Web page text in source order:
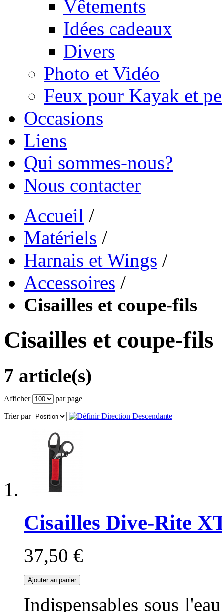
Vêtements
Idées cadeaux
Divers
Photo et Vidéo
Feux pour Kayak et
Occasions
Liens
Qui sommes-nous?
Nous contacter
Accueil /
Matériels /
Harnais et Wings /
Accessoires /
Cisailles et coupe-fils
Cisailles et coupe-fils
7 article(s)
Afficher par page
Trier par
Cisailles Dive-Rite
37,50 €
Ajouter au panier
Indispensables sous